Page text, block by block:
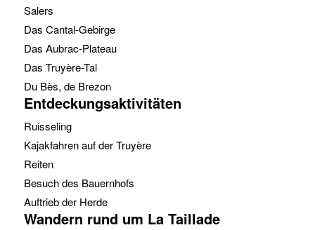
Salers
Das Cantal-Gebirge
Das Aubrac-Plateau
Das Truyère-Tal
Du Bès, de Brezon
Entdeckungsaktivitäten
Ruisseling
Kajakfahren auf der Truyère
Reiten
Besuch des Bauernhofs
Auftrieb der Herde
Wandern rund um La Taillade